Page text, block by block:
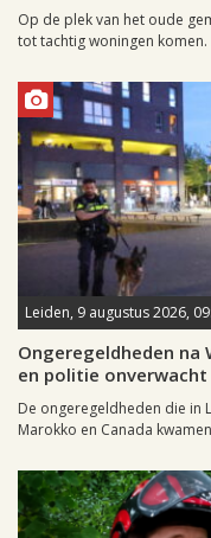
Op de plek van het oude
tot tachtig woningen komen.
Leiden, 9 augustus 2026,
Ongeregeldheden na
en politie onverwacht
De ongeregeldheden die in
Marokko en Canada